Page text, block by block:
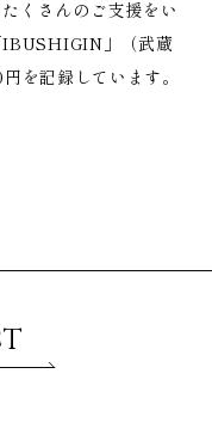
くさんのご支援をい
IBUSHIGIN」（武蔵
を記録しています。